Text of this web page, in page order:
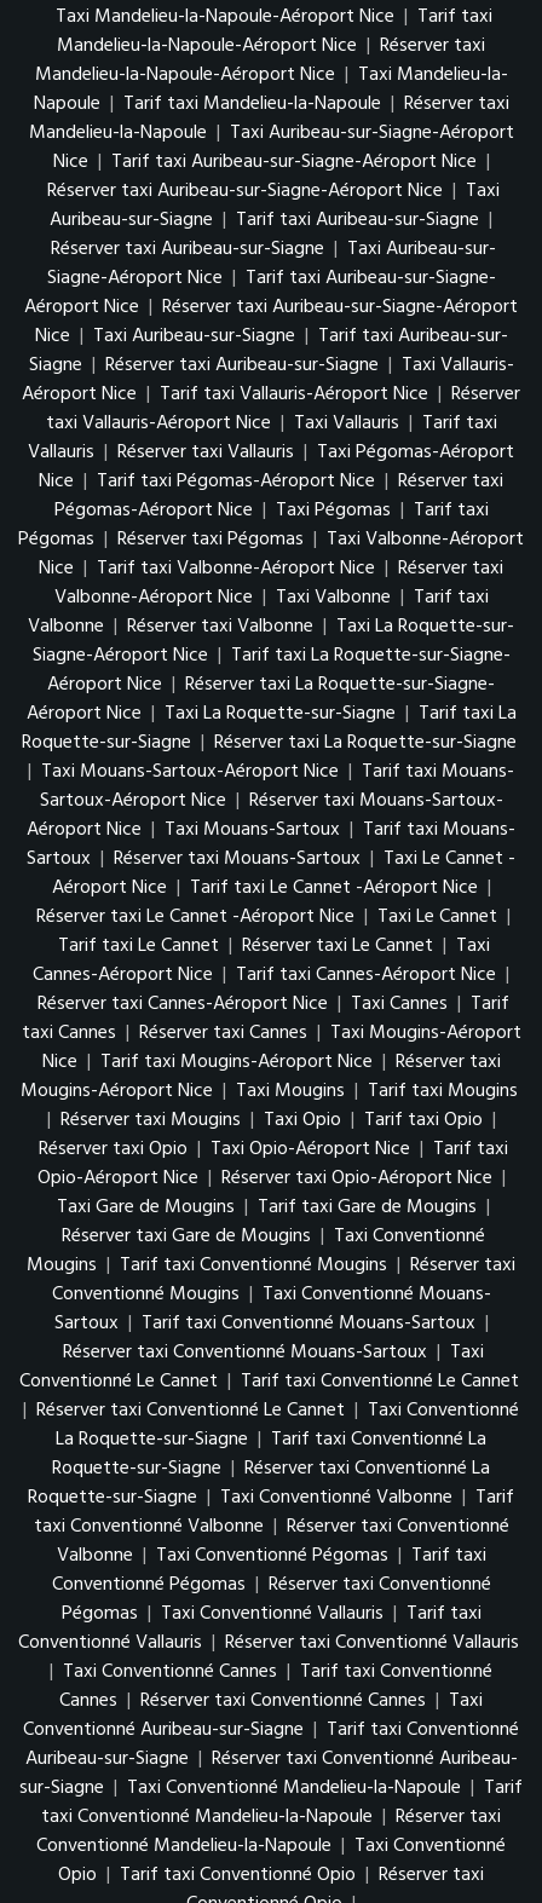
Taxi Mandelieu-la-Napoule-Aéroport Nice | Tarif taxi
Mandelieu-la-Napoule-Aéroport Nice | Réserver taxi
Mandelieu-la-Napoule-Aéroport Nice | Taxi Mandelieu-la-
Napoule | Tarif taxi Mandelieu-la-Napoule | Réserver taxi
Mandelieu-la-Napoule | Taxi Auribeau-sur-Siagne-Aéroport
Nice | Tarif taxi Auribeau-sur-Siagne-Aéroport Nice |
Réserver taxi Auribeau-sur-Siagne-Aéroport Nice | Taxi
Auribeau-sur-Siagne | Tarif taxi Auribeau-sur-Siagne |
Réserver taxi Auribeau-sur-Siagne | Taxi Auribeau-sur-
Siagne-Aéroport Nice | Tarif taxi Auribeau-sur-Siagne-
Aéroport Nice | Réserver taxi Auribeau-sur-Siagne-Aéroport
Nice | Taxi Auribeau-sur-Siagne | Tarif taxi Auribeau-sur-
Siagne | Réserver taxi Auribeau-sur-Siagne | Taxi Vallauris-
Aéroport Nice | Tarif taxi Vallauris-Aéroport Nice | Réserver
taxi Vallauris-Aéroport Nice | Taxi Vallauris | Tarif taxi
Vallauris | Réserver taxi Vallauris | Taxi Pégomas-Aéroport
Nice | Tarif taxi Pégomas-Aéroport Nice | Réserver taxi
Pégomas-Aéroport Nice | Taxi Pégomas | Tarif taxi
Pégomas | Réserver taxi Pégomas | Taxi Valbonne-Aéroport
Nice | Tarif taxi Valbonne-Aéroport Nice | Réserver taxi
Valbonne-Aéroport Nice | Taxi Valbonne | Tarif taxi
Valbonne | Réserver taxi Valbonne | Taxi La Roquette-sur-
Siagne-Aéroport Nice | Tarif taxi La Roquette-sur-Siagne-
Aéroport Nice | Réserver taxi La Roquette-sur-Siagne-
Aéroport Nice | Taxi La Roquette-sur-Siagne | Tarif taxi La
Roquette-sur-Siagne | Réserver taxi La Roquette-sur-Siagne
| Taxi Mouans-Sartoux-Aéroport Nice | Tarif taxi Mouans-
Sartoux-Aéroport Nice | Réserver taxi Mouans-Sartoux-
Aéroport Nice | Taxi Mouans-Sartoux | Tarif taxi Mouans-
Sartoux | Réserver taxi Mouans-Sartoux | Taxi Le Cannet -
Aéroport Nice | Tarif taxi Le Cannet -Aéroport Nice |
Réserver taxi Le Cannet -Aéroport Nice | Taxi Le Cannet |
Tarif taxi Le Cannet | Réserver taxi Le Cannet | Taxi
Cannes-Aéroport Nice | Tarif taxi Cannes-Aéroport Nice |
Réserver taxi Cannes-Aéroport Nice | Taxi Cannes | Tarif
taxi Cannes | Réserver taxi Cannes | Taxi Mougins-Aéroport
Nice | Tarif taxi Mougins-Aéroport Nice | Réserver taxi
Mougins-Aéroport Nice | Taxi Mougins | Tarif taxi Mougins
| Réserver taxi Mougins | Taxi Opio | Tarif taxi Opio |
Réserver taxi Opio | Taxi Opio-Aéroport Nice | Tarif taxi
Opio-Aéroport Nice | Réserver taxi Opio-Aéroport Nice |
Taxi Gare de Mougins | Tarif taxi Gare de Mougins |
Réserver taxi Gare de Mougins | Taxi Conventionné
Mougins | Tarif taxi Conventionné Mougins | Réserver taxi
Conventionné Mougins | Taxi Conventionné Mouans-
Sartoux | Tarif taxi Conventionné Mouans-Sartoux |
Réserver taxi Conventionné Mouans-Sartoux | Taxi
Conventionné Le Cannet | Tarif taxi Conventionné Le Cannet
| Réserver taxi Conventionné Le Cannet | Taxi Conventionné
La Roquette-sur-Siagne | Tarif taxi Conventionné La
Roquette-sur-Siagne | Réserver taxi Conventionné La
Roquette-sur-Siagne | Taxi Conventionné Valbonne | Tarif
taxi Conventionné Valbonne | Réserver taxi Conventionné
Valbonne | Taxi Conventionné Pégomas | Tarif taxi
Conventionné Pégomas | Réserver taxi Conventionné
Pégomas | Taxi Conventionné Vallauris | Tarif taxi
Conventionné Vallauris | Réserver taxi Conventionné Vallauris
| Taxi Conventionné Cannes | Tarif taxi Conventionné
Cannes | Réserver taxi Conventionné Cannes | Taxi
Conventionné Auribeau-sur-Siagne | Tarif taxi Conventionné
Auribeau-sur-Siagne | Réserver taxi Conventionné Auribeau-
sur-Siagne | Taxi Conventionné Mandelieu-la-Napoule | Tarif
taxi Conventionné Mandelieu-la-Napoule | Réserver taxi
Conventionné Mandelieu-la-Napoule | Taxi Conventionné
Opio | Tarif taxi Conventionné Opio | Réserver taxi